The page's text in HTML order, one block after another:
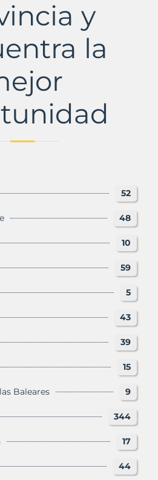
y
la
52
48
10
59
5
43
39
15
Baleares 9
344
17
44